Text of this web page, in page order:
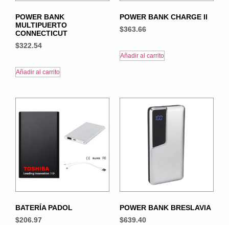
POWER BANK
MULTIPUERTO
CONNECTICUT
$322.54
Añadir al carrito
POWER BANK CHARGE II
$363.66
Añadir al carrito
BATERÍA PADOL
$206.97
POWER BANK BRESLAVIA
$639.40